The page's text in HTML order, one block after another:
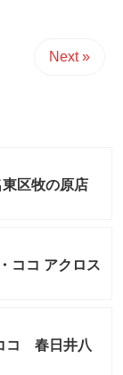
Next »
区牧の原店
ココ アクロス
コ 春日井八